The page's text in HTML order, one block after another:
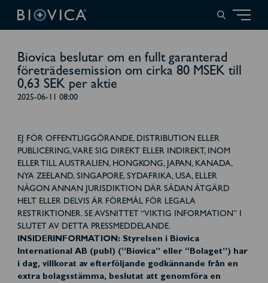
Biovica beslutar om en fullt garanterad
företrädesemission om cirka 80 MSEK till
0,63 SEK per aktie
2025-06-11 08:00
EJ FÖR OFFENTLIGGÖRANDE, DISTRIBUTION ELLER
PUBLICERING, VARE SIG DIREKT ELLER INDIREKT, INOM
ELLER TILL AUSTRALIEN, HONGKONG, JAPAN, KANADA,
NYA ZEELAND, SINGAPORE, SYDAFRIKA, USA, ELLER
NÅGON ANNAN JURISDIKTION DÄR SÅDAN ÅTGÄRD
HELT ELLER DELVIS ÄR FÖREMÅL FÖR LEGALA
RESTRIKTIONER. SE AVSNITTET “VIKTIG INFORMATION” I
SLUTET AV DETTA PRESSMEDDELANDE.
INSIDERINFORMATION: Styrelsen i Biovica
International AB (publ) (“Biovica” eller “Bolaget”) har
i dag, villkorat av efterföljande godkännande från en
extra bolagsstämma, beslutat att genomföra en